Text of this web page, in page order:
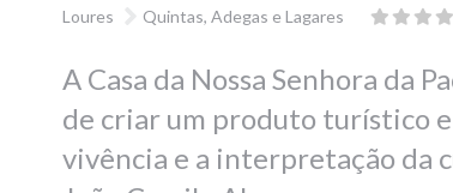
Loures Quintas, Adegas e Lagares
A Casa da Nossa Senhora da
de criar um produto turístico
vivência e a interpretação da